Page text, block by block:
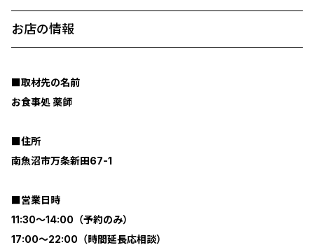
お店の情報
■取材先の名前
お食事処 薬師
■住所
南魚沼市万条新田67-1
■営業日時
11:30～14:00（予約のみ）
17:00～22:00（時間延長応相談）